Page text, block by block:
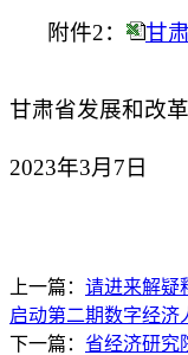
附件2： 甘
甘肃省发展和改
2023年3月7日
上一篇： 请进来解疑
启动第二期数字经济
下一篇： 省经济研究